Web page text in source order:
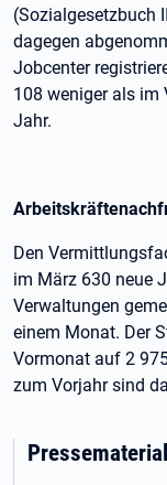
(Sozialgesetzbuch
dagegen
Jobcenter
108 weniger als im
Jahr.
Den
im März 630 neue
Verwaltungen
einem Monat. Der
Vormonat auf 2
zum Vorjahr sind
Pressematerial